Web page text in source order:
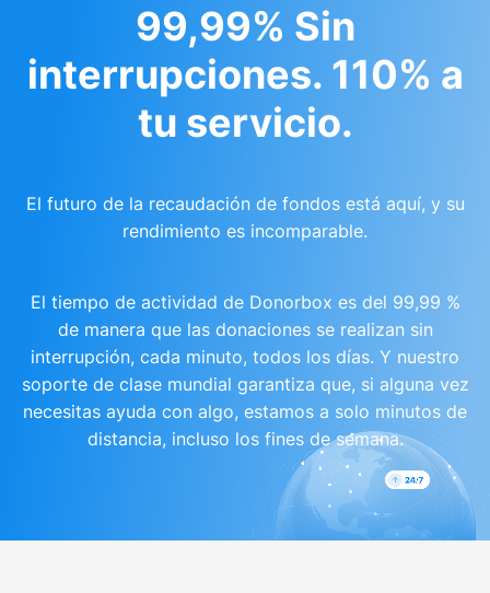
99,99% Sin
interrupciones. 110% a
tu servicio.
El futuro de la recaudación de fondos está aquí, y su
rendimiento es incomparable.
El tiempo de actividad de Donorbox es del 99,99 %
de manera que las donaciones se realizan sin
interrupción, cada minuto, todos los días. Y nuestro
soporte de clase mundial garantiza que, si alguna vez
necesitas ayuda con algo, estamos a solo minutos de
distancia, incluso los fines de semana.